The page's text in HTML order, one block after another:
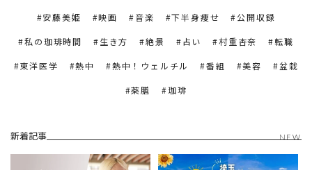
安藤美姫 映画 音楽 下半身痩せ 公開収録
私の珈琲時間 生き方 絶景 占い 村重杏奈 転職
東洋医学 熱中 熱中！ウェルチル 番組 美容 盆栽
薬膳 珈琲
新着記事 NEW